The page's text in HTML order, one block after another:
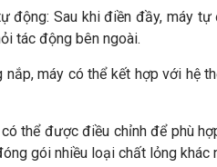
động: Sau khi điền đầy, máy
tác động bên ngoài.
nắp, máy có thể kết hợp với hệ
thể được điều chỉnh để phù
gói nhiều loại chất lỏng khác